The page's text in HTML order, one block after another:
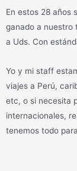
En estos 28 años
ganado a nuestro
a Uds. Con
Yo y mi staff
viajes a Perú,
etc, o si necesita
internacionales,
tenemos todo